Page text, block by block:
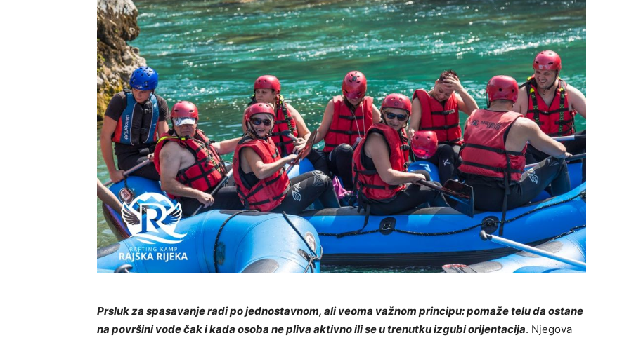
Prsluk za spasavanje radi po jednostavnom, ali veoma važnom principu: pomaže telu da ostane
na površini vode čak i kada osoba ne pliva aktivno ili se u trenutku izgubi orijentacija. Njegova